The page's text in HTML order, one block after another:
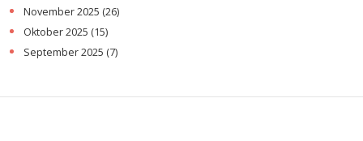
November 2025 (26)
Oktober 2025 (15)
September 2025 (7)